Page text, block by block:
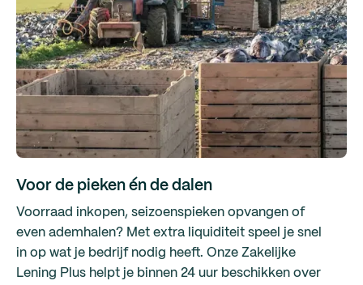
Voor de pieken én de dalen
Voorraad inkopen, seizoenspieken opvangen of
even ademhalen? Met extra liquiditeit speel je snel
in op wat je bedrijf nodig heeft. Onze Zakelijke
Lening Plus helpt je binnen 24 uur beschikken over